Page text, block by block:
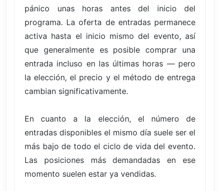
pánico unas horas antes del inicio del
programa. La oferta de entradas permanece
activa hasta el inicio mismo del evento, así
que generalmente es posible comprar una
entrada incluso en las últimas horas — pero
la elección, el precio y el método de entrega
cambian significativamente.
En cuanto a la elección, el número de
entradas disponibles el mismo día suele ser el
más bajo de todo el ciclo de vida del evento.
Las posiciones más demandadas en ese
momento suelen estar ya vendidas.